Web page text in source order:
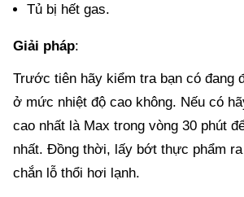
Tủ bị hết gas.
Giải pháp:
Trước tiên hãy kiểm tra bạn có đang
ở mức nhiệt độ cao không. Nếu có
cao nhất là Max trong vòng 30 phút
nhất. Đồng thời, lấy bớt thực phẩm
chắn lỗ thổi hơi lạnh.